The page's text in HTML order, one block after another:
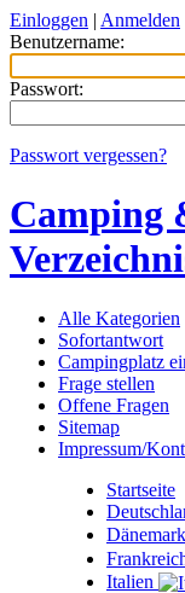
Einloggen | Anmelden
Benutzername:
Passwort:
Passwort vergessen?
Camping
Alle Kategorien
Sofortantwort
Campingplatz
Frage stellen
Offene Fragen
Sitemap
Impressum/
Startseite
Dänemark
Italien